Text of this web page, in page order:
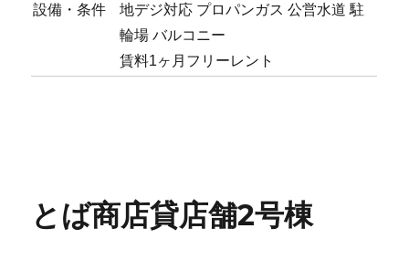
設備・条件
地デジ対応 プロパンガス 公営水道 駐
輪場 バルコニー
賃料1ヶ月フリーレント
とば商店貸店舗2号棟